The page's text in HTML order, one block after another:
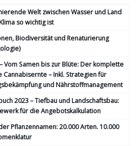
Welt zwischen Wasser und Land
so wichtig ist
Bio­diversität und Renaturierung
Vom Samen bis zur Blüte: Der komplette
– Inkl. Strategien für
und Nährstoffmanagement
2023 – Tiefbau und Landschaftsbau:
für die Angebotskalkulation
Pflanzennamen: 20.000 Arten. 10.000